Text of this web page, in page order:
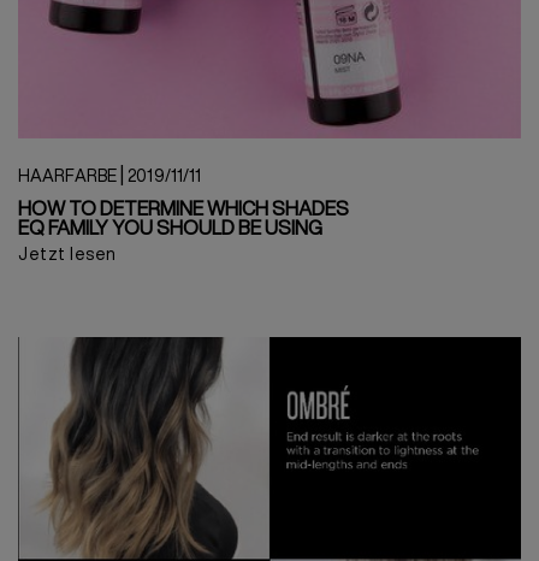
HAARFARBE| 2019/11/11
HOW TO DETERMINE WHICH SHADES
EQ FAMILY YOU SHOULD BE USING
Jetzt lesen